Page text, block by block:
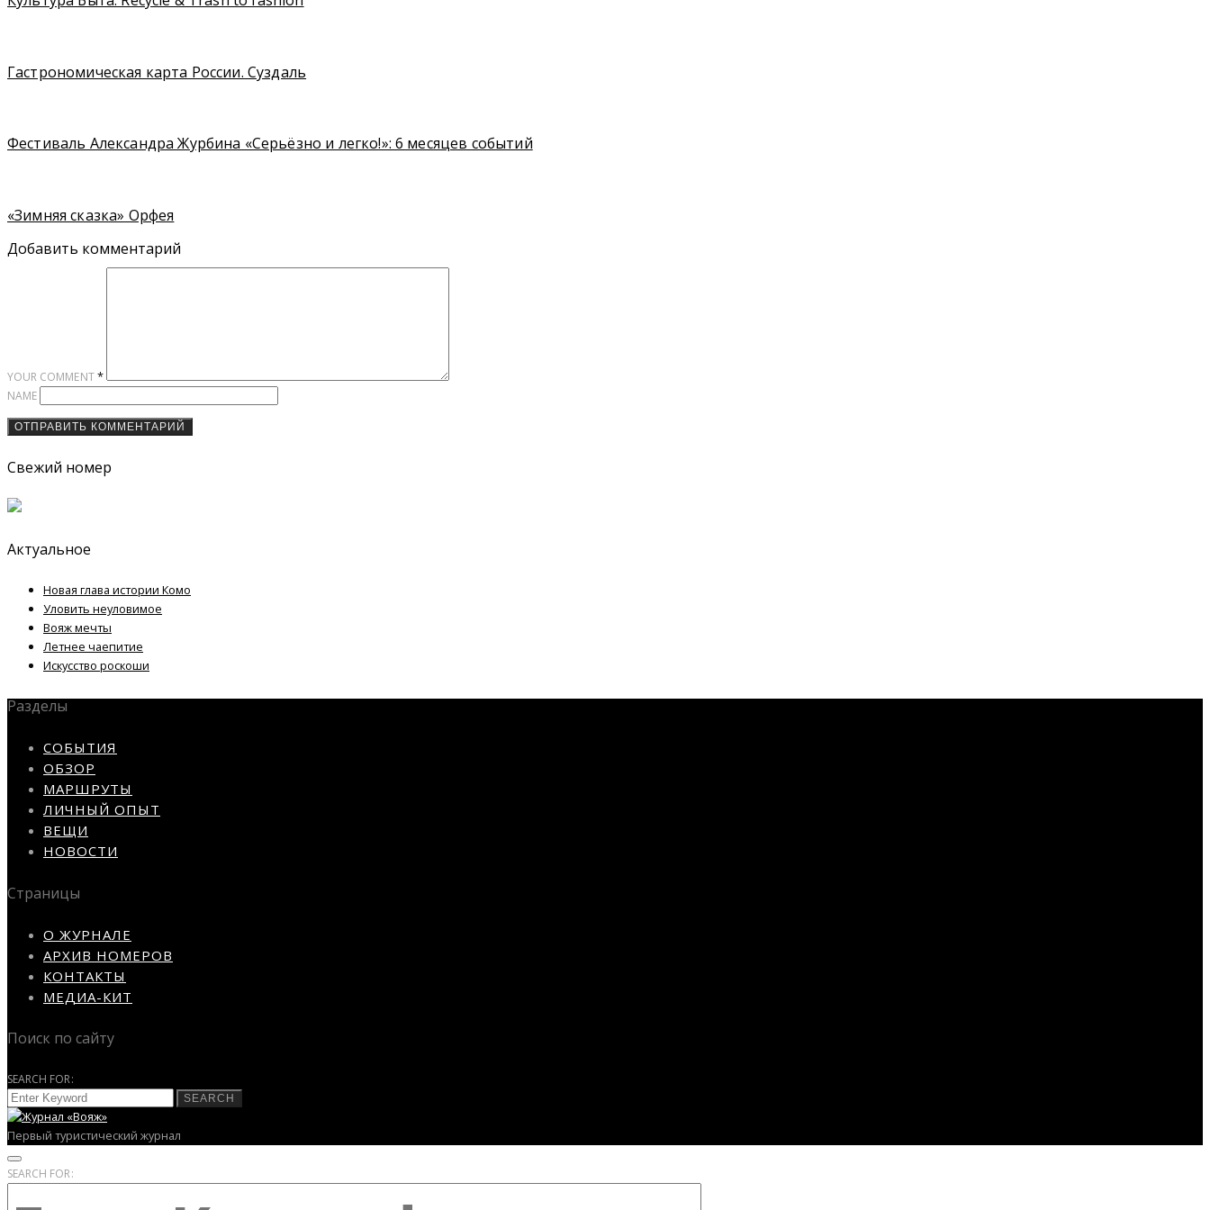
Гастрономическая карта России. Суздаль
Фестиваль Александра Журбина «Серьёзно и легко!»: 6 месяцев событий
«Зимняя сказка» Орфея
Добавить комментарий
YOUR COMMENT*
NAME
Свежий номер
Актуальное
Новая глава истории Комо
Уловить неуловимое
Вояж мечты
Летнее чаепитие
Искусство роскоши
Разделы
СОБЫТИЯ
ОБЗОР
МАРШРУТЫ
ЛИЧНЫЙ ОПЫТ
ВЕЩИ
НОВОСТИ
Страницы
О ЖУРНАЛЕ
АРХИВ НОМЕРОВ
КОНТАКТЫ
МЕДИА-КИТ
Поиск по сайту
SEARCH FOR:
SEARCH
Первый туристический журнал
SEARCH FOR: